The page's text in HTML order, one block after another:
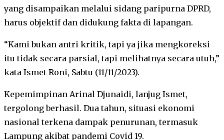
yang disampaikan melalui sidang paripurna DPRD,
harus objektif dan didukung fakta di lapangan.
“Kami bukan antri kritik, tapi ya jika mengkoreksi
itu tidak secara parsial, tapi melihatnya secara utuh,”
kata Ismet Roni, Sabtu (11/11/2023).
Kepemimpinan Arinal Djunaidi, lanjug Ismet,
tergolong berhasil. Dua tahun, situasi ekonomi
nasional terkena dampak penurunan, termasuk
Lampung akibat pandemi Covid 19.